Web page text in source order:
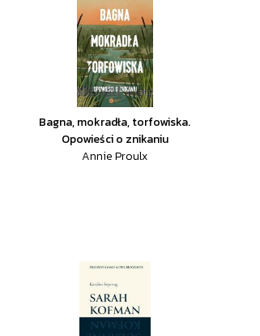
Bagna, mokradła, torfowiska.
Opowieści o znikaniu
Annie Proulx